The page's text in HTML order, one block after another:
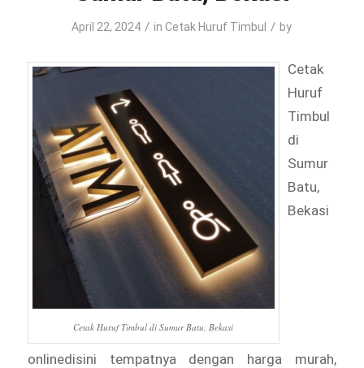
April 22, 2024 / inCetak Huruf Timbul / by
Cetak Huruf Timbul di Sumur Batu, Bekasi
Cetak
Huruf
Timbul
di
Sumur
Batu,
Bekasi
onlinedisini tempatnya dengan harga murah,